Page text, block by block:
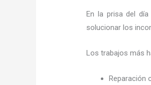
En la prisa del
solucionar los
Los trabajos más
Reparación